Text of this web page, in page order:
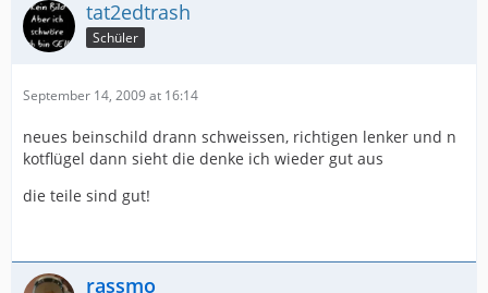
tat2edtrash
Schüler
September 14, 2009 at 16:14
neues beinschild drann schweissen, richtigen lenker und n
kotflügel dann sieht die denke ich wieder gut aus
die teile sind gut!
rassmo